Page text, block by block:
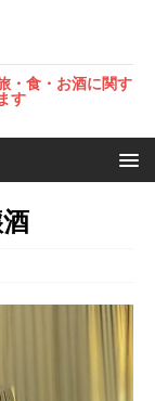
・食・お酒に関す
す